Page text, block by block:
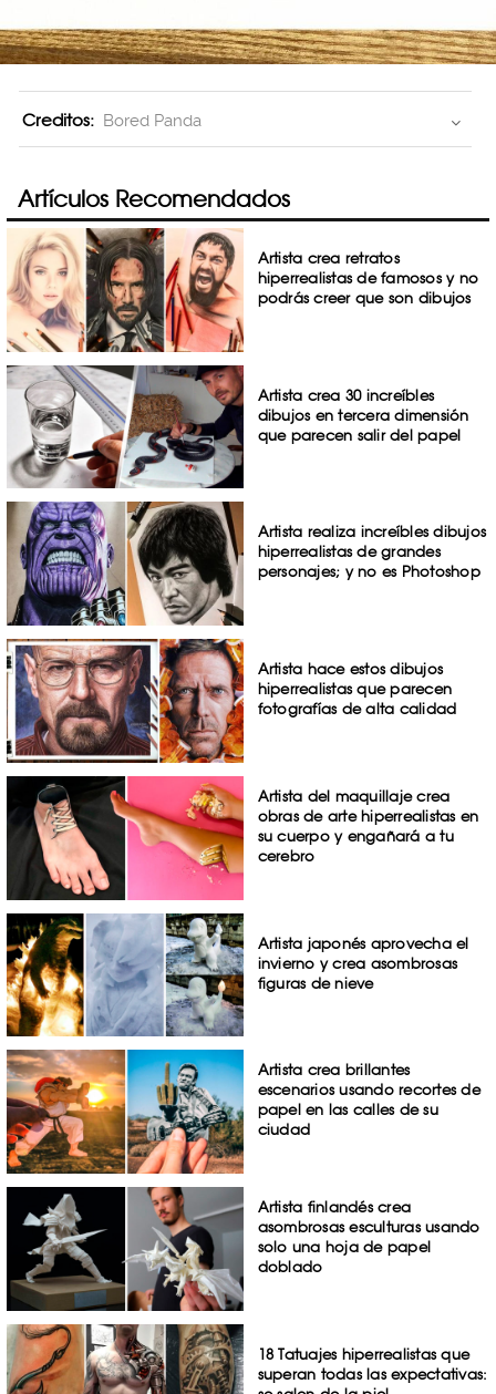
Creditos: Bored Panda
Artículos Recomendados
Artista crea retratos
hiperrealistas de famosos y no
podrás creer que son dibujos
Artista crea 30 increíbles
dibujos en tercera dimensión
que parecen salir del papel
Artista realiza increíbles dibujos
hiperrealistas de grandes
personajes; y no es Photoshop
Artista hace estos dibujos
hiperrealistas que parecen
fotografías de alta calidad
Artista del maquillaje crea
obras de arte hiperrealistas en
su cuerpo y engañará a tu
cerebro
Artista japonés aprovecha el
invierno y crea asombrosas
figuras de nieve
Artista crea brillantes
escenarios usando recortes de
papel en las calles de su
ciudad
Artista finlandés crea
asombrosas esculturas usando
solo una hoja de papel
doblado
18 Tatuajes hiperrealistas que
superan todas las expectativas: